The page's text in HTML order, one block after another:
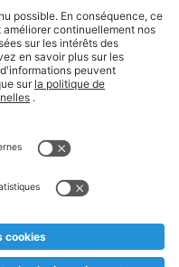
légales
et jusqu'à
nous serions
Recupel et TVA incl.
a été adoptée